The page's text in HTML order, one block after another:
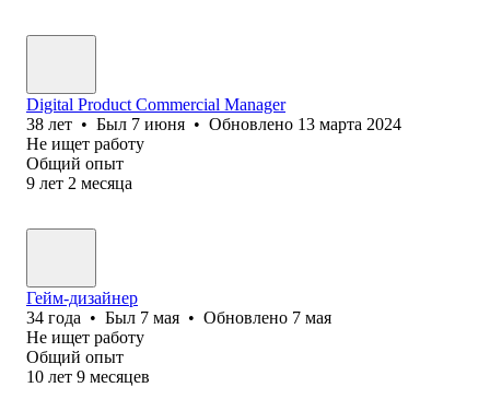
Digital Product Commercial Manager
38 лет • Был 7 июня • Обновлено 13 марта 2024
Не ищет работу
Общий опыт
9 лет 2 месяца
Гейм-дизайнер
34 года • Был 7 мая • Обновлено 7 мая
Не ищет работу
Общий опыт
10 лет 9 месяцев